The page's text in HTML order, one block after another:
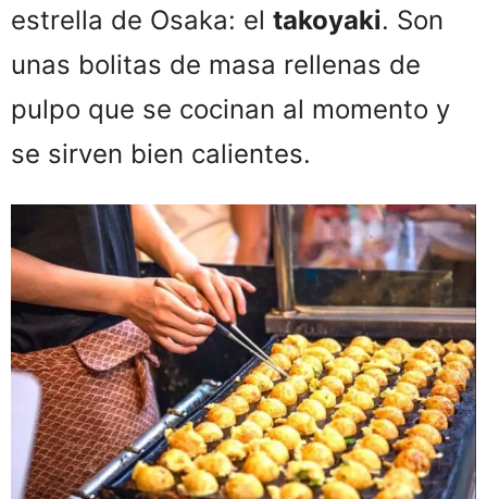
estrella de Osaka: el takoyaki. Son
unas bolitas de masa rellenas de
pulpo que se cocinan al momento y
se sirven bien calientes.